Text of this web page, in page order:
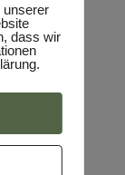
unserer
dass wir